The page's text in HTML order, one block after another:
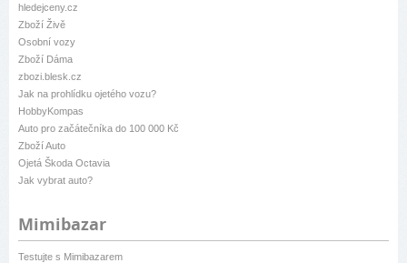
hledejceny.cz
Zboží Živě
Osobní vozy
Zboží Dáma
zbozi.blesk.cz
Jak na prohlídku ojetého vozu?
HobbyKompas
Auto pro začátečníka do 100 000 Kč
Zboží Auto
Ojetá Škoda Octavia
Jak vybrat auto?
Mimibazar
Testujte s Mimibazarem